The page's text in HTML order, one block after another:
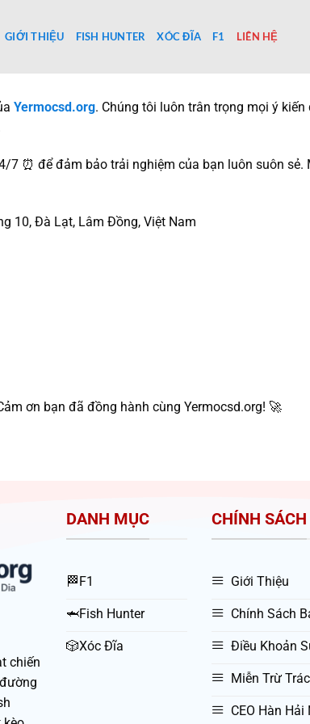
GIỚI THIỆU FISH HUNTER XÓC ĐĨA F1 LIÊN HỆ
Yermocsd.org. Chúng tôi luôn trân trọng mọi ý
7 ⏰ để đảm bảo trải nghiệm của bạn luôn suôn
10, Đà Lạt, Lâm Đồng, Việt Nam
ơn bạn đã đồng hành cùng Yermocsd.org! 🚀
chiến
DANH MỤC
🏁F1
🦈Fish Hunter
🎲Xóc Đĩa
CHÍNH SÁCH
Giới Thiệu
Chính Sách
Điều Khoản
Miễn Trừ
CEO Hàn